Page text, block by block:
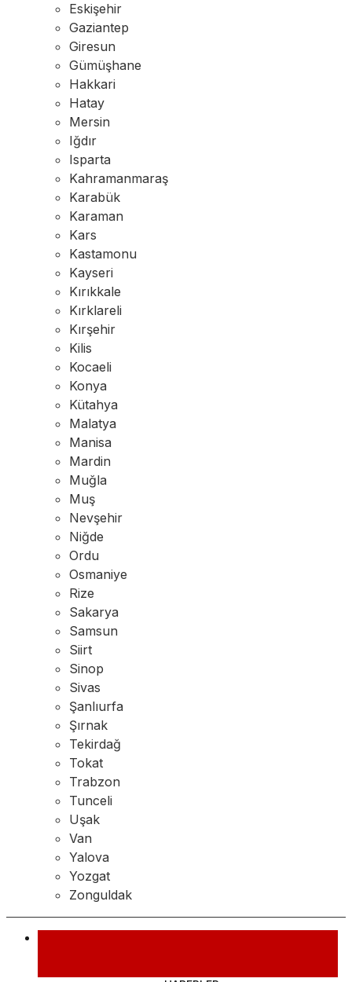
Eskişehir
Gaziantep
Giresun
Gümüşhane
Hakkari
Hatay
Mersin
Iğdır
Isparta
Kahramanmaraş
Karabük
Karaman
Kars
Kastamonu
Kayseri
Kırıkkale
Kırklareli
Kırşehir
Kilis
Kocaeli
Konya
Kütahya
Malatya
Manisa
Mardin
Muğla
Muş
Nevşehir
Niğde
Ordu
Osmaniye
Rize
Sakarya
Samsun
Siirt
Sinop
Sivas
Şanlıurfa
Şırnak
Tekirdağ
Tokat
Trabzon
Tunceli
Uşak
Van
Yalova
Yozgat
Zonguldak